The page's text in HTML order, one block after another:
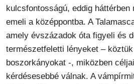
kulcsfontosságú, eddig
emeli a középpontba. A
amely évszázadok óta figyeli és
természetfeletti lényeket –
boszorkányokat -, miközben
kérdésesebbé válnak. A